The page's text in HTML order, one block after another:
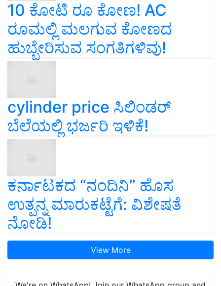
10 ಕೋಟಿ ರೂ ಕೋಣ! AC
ರೂಮಲ್ಲಿ ಮಲಗುವ ಕೋಣದ
ಹುಬ್ಬೇರಿಸುವ ಸಂಗತಿಗಳಿವು!
cylinder price ಸಿಲಿಂಡರ್‌
ಬೆಲೆಯಲ್ಲಿ ಭರ್ಜರಿ ಇಳಿಕೆ!
ಕರ್ನಾಟಕದ “ನಂದಿನಿ” ಹೊಸ
ಉತ್ಪನ್ನ ಮಾರುಕಟ್ಟೆಗೆ: ವಿಶೇಷತೆ
ನೋಡಿ!
View More